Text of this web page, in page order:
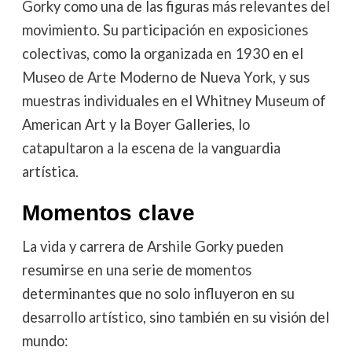
Gorky como una de las figuras más relevantes del
movimiento. Su participación en exposiciones
colectivas, como la organizada en 1930 en el
Museo de Arte Moderno de Nueva York, y sus
muestras individuales en el Whitney Museum of
American Art y la Boyer Galleries, lo
catapultaron a la escena de la vanguardia
artística.
Momentos clave
La vida y carrera de Arshile Gorky pueden
resumirse en una serie de momentos
determinantes que no solo influyeron en su
desarrollo artístico, sino también en su visión del
mundo: